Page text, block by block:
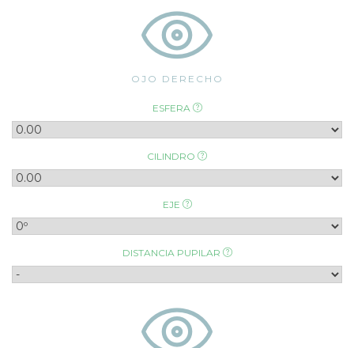
OJO DERECHO
ESFERA
CILINDRO
EJE
DISTANCIA PUPILAR